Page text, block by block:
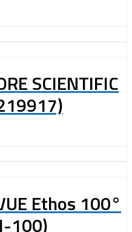
SCIENTIFIC
Ethos 100°
100)